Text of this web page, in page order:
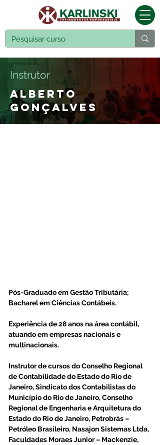
Instrutor
Alberto
Gonçalves
Pós-Graduado em Gestão Tributária;
Bacharel em Ciências Contábeis.
Experiência de 28 anos na área contábil,
atuando em empresas nacionais e
multinacionais.
Instrutor de cursos do Conselho Regional
de Contabilidade do Estado do Rio de
Janeiro, Sindicato dos Contabilistas do
Município do Rio de Janeiro, Conselho
Regional de Engenharia e Arquitetura do
Estado do Rio de Janeiro, Petrobrás –
Petróleo Brasileiro, Nasajon Sistemas Ltda,
Faculdades Moraes Junior – Mackenzie,